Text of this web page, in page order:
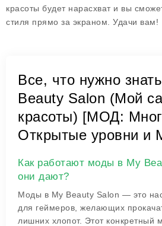
красоты будет нарасхват и вы
стиля прямо за экраном. Удачи вам!
Все, что нужно
Beauty Salon (Мой
красоты) [МОД:
Открытые уровни и
Как работают моды в My
они дают?
Моды в My Beauty Salon — это
для геймеров, желающих
лишних хлопот. Этот конкретный